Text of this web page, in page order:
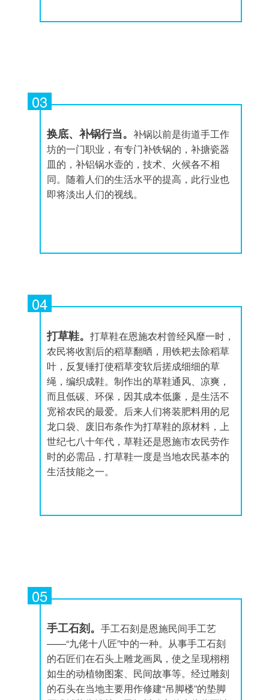
03
换底、补锅行当。 补锅以前是街道手工作
坊的一门职业，有专门补铁锅的，补搪瓷器
皿的，补铝锅水壶的，技术、火候各不相
同。随着人们的生活水平的提高，此行业也
即将淡出人们的视线。
04
打草鞋。 打草鞋在恩施农村曾经风靡一时，
农民将收割后的稻草翻晒，用铁耙去除稻草
叶，反复锤打使稻草变软后搓成细细的草
绳，编织成鞋。制作出的草鞋通风、凉爽，
而且低碳、环保，因其成本低廉，是生活不
宽裕农民的最爱。后来人们将装肥料用的尼
龙口袋、废旧布条作为打草鞋的原材料，上
世纪七八十年代，草鞋还是恩施市农民劳作
时的必需品，打草鞋一度是当地农民基本的
生活技能之一。
05
手工石刻。 手工石刻是恩施民间手工艺
——“九佬十八匠”中的一种。从事手工石刻
的石匠们在石头上雕龙画凤，使之呈现栩栩
如生的动植物图案、民间故事等。经过雕刻
的石头在当地主要用作修建“吊脚楼”的垫脚